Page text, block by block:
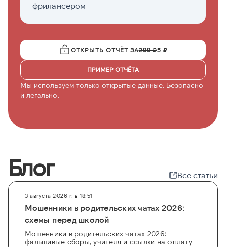
фрилансером
ОТКРЫТЬ ОТЧЁТ ЗА299 ₽5 ₽
ПРИМЕР ОТЧЁТА
Мы используем только открытые данные. Безопасно
и легально.
Блог Все статьи
3 августа 2026 г. в 18:51
Мошенники в родительских чатах 2026:
схемы перед школой
Мошенники в родительских чатах 2026:
фальшивые сборы, учителя и ссылки на оплату